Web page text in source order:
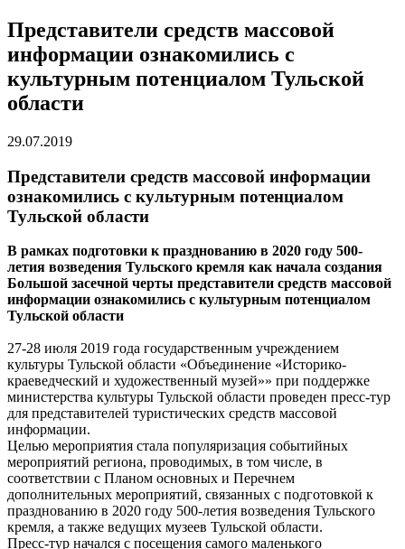
Представители средств массовой
информации ознакомились с
культурным потенциалом Тульской
области
29.07.2019
Представители средств массовой информации
ознакомились с культурным потенциалом
Тульской области
В рамках подготовки к празднованию в 2020 году 500-
летия возведения Тульского кремля как начала создания
Большой засечной черты представители средств массовой
информации ознакомились с культурным потенциалом
Тульской области
27-28 июля 2019 года государственным учреждением
культуры Тульской области «Объединение «Историко-
краеведческий и художественный музей»» при поддержке
министерства культуры Тульской области проведен пресс-тур
для представителей туристических средств массовой
информации.
Целью мероприятия стала популяризация событийных
мероприятий региона, проводимых, в том числе, в
соответствии с Планом основных и Перечнем
дополнительных мероприятий, связанных с подготовкой к
празднованию в 2020 году 500-летия возведения Тульского
кремля, а также ведущих музеев Тульской области.
Пресс-тур начался с посещения самого маленького